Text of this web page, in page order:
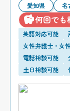
愛知県 名
何回でも
英語対応可能
女性弁護士・女
電話相談可能
土日相談可能